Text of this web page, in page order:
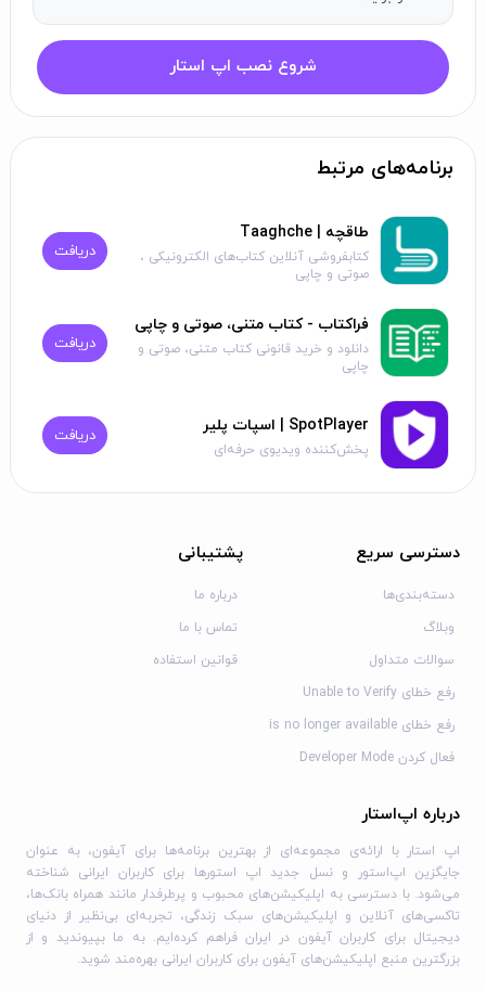
شروع نصب اپ استار
برنامه‌های مرتبط
طاقچه | Taaghche
کتابفروشی آنلاین کتاب‌های الکترونیکی ،
صوتی و چاپی
دریافت
فراکتاب - کتاب متنی، صوتی و چاپی
دانلود و خرید قانونی کتاب متنی، صوتی و
چاپی
دریافت
SpotPlayer | اسپات پلیر
پخش‌کننده ویدیوی حرفه‌ای
دریافت
دسترسی سریع
دسته‌بندی‌ها
وبلاگ
سوالات متداول
رفع خطای Unable to Verify
رفع خطای is no longer available
فعال کردن Developer Mode
پشتیبانی
درباره ما
تماس با ما
قوانین استفاده
درباره اپ‌استار
اپ استار با ارائه‌ی مجموعه‌ای از بهترین برنامه‌ها برای آیفون، به عنوان
جایگزین اپ‌استور و نسل جدید اپ استورها برای کاربران ایرانی شناخته
می‌شود. با دسترسی به اپلیکیشن‌های محبوب و پرطرفدار مانند همراه بانک‌ها،
تاکسی‌های آنلاین و اپلیکیشن‌های سبک زندگی، تجربه‌ای بی‌نظیر از دنیای
دیجیتال برای کاربران آیفون در ایران فراهم کرده‌ایم. به ما بپیوندید و از
بزرگترین منبع اپلیکیشن‌های آیفون برای کاربران ایرانی بهره‌مند شوید.